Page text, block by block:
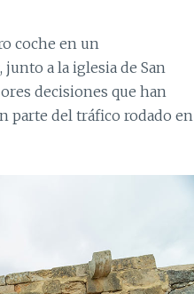
coche en un
, junto a la iglesia de San
decisiones que han
parte del tráfico rodado en